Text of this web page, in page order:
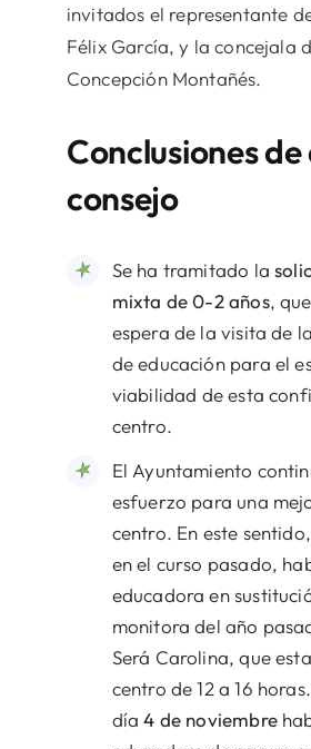
invitados el representante
Félix García, y la concejala
Concepción Montañés.
Conclusiones de
consejo
Se ha tramitado la
mixta de 0-2 años,
espera de la visita de
de educación para el
viabilidad de esta
centro.
El Ayuntamiento
esfuerzo para una
centro. En este
en el curso pasado,
educadora en
monitora del año
Será Carolina, que
centro de 12 a 16
día4 de noviembre